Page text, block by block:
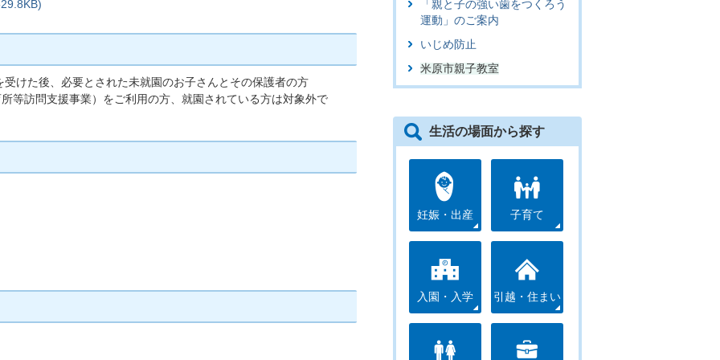
けた後、必要とされた未就園のお子さんとその保護者の方
等訪問支援事業）をご利用の方、就園されている方は対象外で
「親と子の強い歯をつくろう
運動」のご案内
いじめ防止
米原市親子教室
生活の場面から探す
妊娠・出産 子育て
入園・入学 引越・住まい